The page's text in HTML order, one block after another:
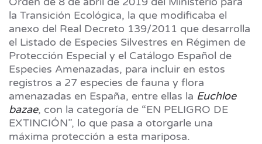
la Transición Ecológica, la que modificaba el
anexo del Real Decreto 139/2011 que desarrolla
el Listado de Especies Silvestres en Régimen de
Protección Especial y el Catálogo Español de
Especies Amenazadas, para incluir en estos
registros a 27 especies de fauna y flora
amenazadas en España, entre ellas la Euchloe
bazae, con la categoría de “EN PELIGRO DE
EXTINCIÓN”, lo que pasa a otorgarle una
máxima protección a esta mariposa.